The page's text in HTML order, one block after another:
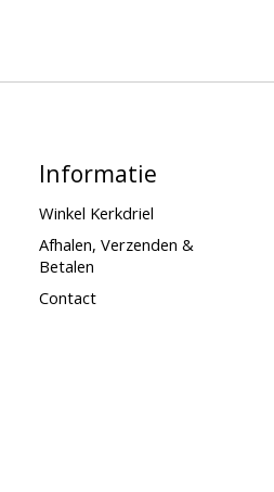
Informatie
Winkel Kerkdriel
Afhalen, Verzenden &
Betalen
Contact